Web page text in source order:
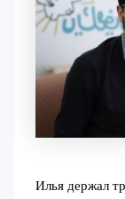
Илья держал